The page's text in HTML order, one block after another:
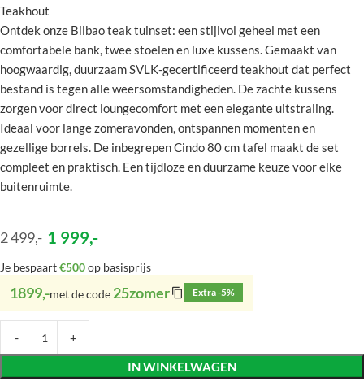
Teakhout
Ontdek onze Bilbao teak tuinset: een stijlvol geheel met een
comfortabele bank, twee stoelen en luxe kussens. Gemaakt van
hoogwaardig, duurzaam SVLK-gecertificeerd teakhout dat perfect
bestand is tegen alle weersomstandigheden. De zachte kussens
zorgen voor direct loungecomfort met een elegante uitstraling.
Ideaal voor lange zomeravonden, ontspannen momenten en
gezellige borrels. De inbegrepen Cindo 80 cm tafel maakt de set
compleet en praktisch. Een tijdloze en duurzame keuze voor elke
buitenruimte.
2 499,- 1 999,-
Je bespaart€500op basisprijs
1899,-met de code 25zomer Extra -5%
IN WINKELWAGEN